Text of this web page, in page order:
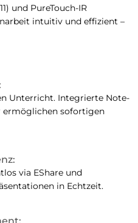
und PureTouch-IR
intuitiv und effizient –
Unterricht. Integrierte Note-
ermöglichen sofortigen
via EShare und
in Echtzeit.